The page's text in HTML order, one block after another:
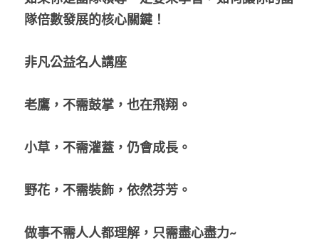
隊倍數發展的核心關鍵！
非凡公益名人講座
老鷹，不需鼓掌，也在飛翔。
小草，不需灌蓋，仍會成長。
野花，不需裝飾，依然芬芳。
做事不需人人都理解，只需盡心盡力~